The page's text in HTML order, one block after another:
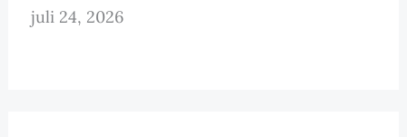
juli 24, 2026